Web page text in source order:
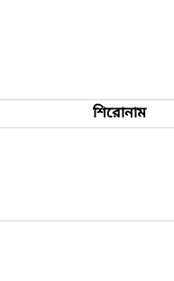
শিরোনাম